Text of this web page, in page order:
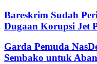
Bareskrim Sudah
Dugaan Korupsi Jet
Garda Pemuda
Sembako untuk